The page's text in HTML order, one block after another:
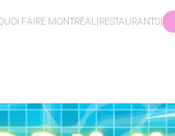
FAIRE MONTRÉAL |RESTAURANTS|